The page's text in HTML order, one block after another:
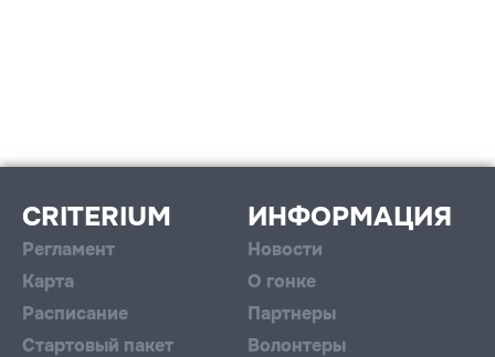
CRITERIUM
Регламент
Карта
Расписание
Стартовый пакет
ИНФОРМАЦИЯ
Новости
О гонке
Партнеры
Волонтеры